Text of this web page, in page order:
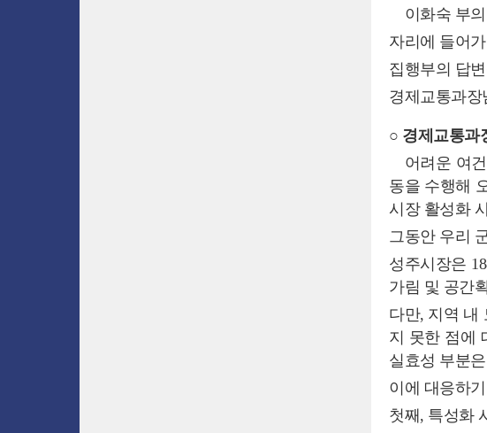
이화숙 부
자리에 들어
집행부의 답
경제교통과장
○ 경제교통과
어려운 여
동을 수행해
시장 활성화
그동안 우리
성주시장은
가림 및 공간
다만, 지역 내
지 못한 점에
실효성 부분
이에 대응하
첫째, 특성화